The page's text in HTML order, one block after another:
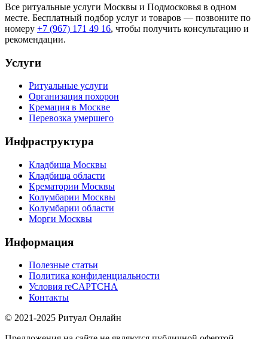
Все ритуальные услуги Москвы и Подмосковья в одном
месте. Бесплатный подбор услуг и товаров — позвоните по
номеру +7 (967) 171 49 16, чтобы получить консультацию и
рекомендации.
Услуги
Ритуальные услуги
Организация похорон
Кремация в Москве
Перевозка умершего
Инфраструктура
Кладбища Москвы
Кладбища области
Крематории Москвы
Колумбарии Москвы
Колумбарии области
Морги Москвы
Информация
Полезные статьи
Политика конфиденциальности
Условия reCAPTCHA
Контакты
© 2021-2025 Ритуал Онлайн